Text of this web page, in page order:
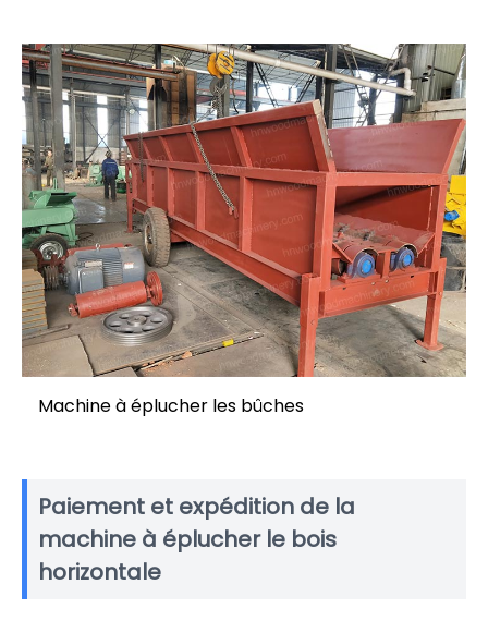
Machine à éplucher les bûches
Paiement et expédition de la
machine à éplucher le bois
horizontale